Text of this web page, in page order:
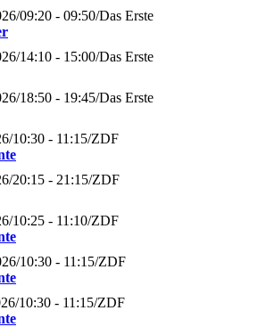
/09:20 - 09:50/Das Erste
/14:10 - 15:00/Das Erste
/18:50 - 19:45/Das Erste
/10:30 - 11:15/ZDF
/20:15 - 21:15/ZDF
/10:25 - 11:10/ZDF
/10:30 - 11:15/ZDF
/10:30 - 11:15/ZDF